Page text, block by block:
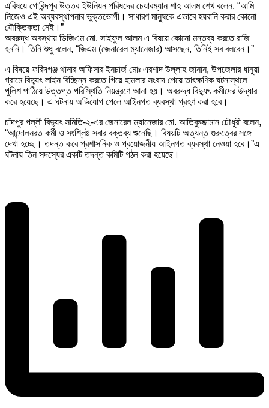
এবিষয়ে গোবিন্দপুর উত্তর ইউনিয়ন পরিষদের চেয়ারম্যান শাহ আলম শেখ বলেন, “আমি
নিজেও এই অব্যবস্থাপনার ভুক্তভোগী। সাধারণ মানুষকে এভাবে হয়রানি করার কোনো
যৌক্তিকতা নেই।”
অবরুদ্ধ অবস্থায় ডিজিএম মো. সাইফুল আলম এ বিষয়ে কোনো মন্তব্য করতে রাজি
হননি। তিনি শুধু বলেন, “জিএম (জেনারেল ম্যানেজার) আসছেন, তিনিই সব বলবেন।”
এ বিষয়ে ফরিদগঞ্জ থানার অফিসার ইনচার্জ মোঃ এরশাদ উল্লাহ জানান, উপজেলার ধানুয়া
গ্রামে বিদ্যুৎ লাইন বিচ্ছিন্ন করতে গিয়ে হামলার সংবাদ পেয়ে তাৎক্ষণিক ঘটনাস্থলে
পুলিশ পাঠিয়ে উত্তপ্ত পরিস্থিতি নিয়ন্ত্রণে আনা হয়। অবরুদ্ধ বিদ্যুৎ কর্মীদের উদ্ধার
করে হয়েছে। এ ঘটনায় অভিযোগ পেলে আইনগত ব্যবস্থা গ্রহণ করা হবে।
চাঁদপুর পল্লী বিদ্যুৎ সমিতি-২-এর জেনারেল ম্যানেজার মো. আতিকুজ্জামান চৌধুরী বলেন,
“আন্দোলনরত কর্মী ও সংশ্লিষ্ট সবার বক্তব্য শুনেছি। বিষয়টি অত্যন্ত গুরুত্বের সঙ্গে
দেখা হচ্ছে। তদন্ত করে প্রশাসনিক ও প্রয়োজনীয় আইনগত ব্যবস্থা নেওয়া হবে।”এ
ঘটনায় তিন সদস্যের একটি তদন্ত কমিটি গঠন করা হয়েছে।